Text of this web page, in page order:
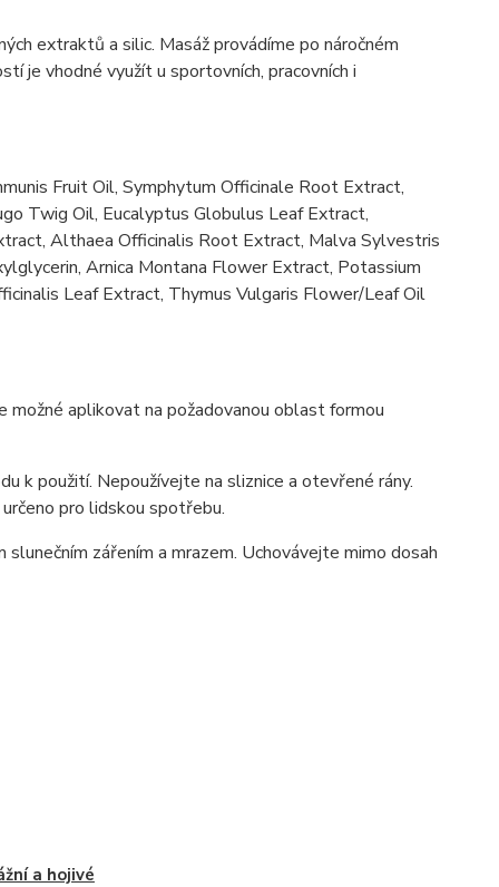
extraktů a silic. Masáž provádíme po náročném
je vhodné využít u sportovních, pracovních i
Fruit Oil, Symphytum Officinale Root Extract,
Twig Oil, Eucalyptus Globulus Leaf Extract,
Althaea Officinalis Root Extract, Malva Sylvestris
Arnica Montana Flower Extract, Potassium
Leaf Extract, Thymus Vulgaris Flower/Leaf Oil
aplikovat na požadovanou oblast formou
k použití. Nepoužívejte na sliznice a otevřené rány.
pro lidskou spotřebu.
zářením a mrazem. Uchovávejte mimo dosah
a hojivé